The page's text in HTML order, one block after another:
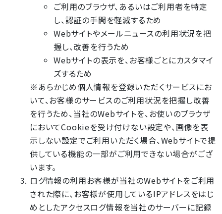
ご利用のブラウザ、あるいはご利用者を特定
し、認証の手間を軽減するため
Webサイトやメールニュースの利用状況を把
握し、改善を行うため
Webサイトの表示を、お客様ごとにカスタマイ
ズするため
※あらかじめ個人情報を登録いただくサービスにお
いて、お客様のサービスのご利用状況を把握し改善
を行うため、当社のWebサイトを、お使いのブラウザ
においてCookieを受け付けない設定や、画像を表
示しない設定でご利用いただく場合、Webサイトで提
供している機能の一部がご利用できない場合がござ
います。
ログ情報の利用お客様が当社のWebサイトをご利用
された際に、お客様が使用しているIPアドレスをはじ
めとしたアクセスログ情報を当社のサーバーに記録